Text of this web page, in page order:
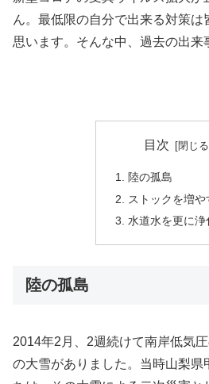
ん。最低限の自分で出来る対策は
思います。そんな中、過去の出来
目次
陸の孤島
ストックを増や
水道水を更に浄
陸の孤島
2014年2月、2週続けて南岸低気
の大雪がありました。当時山梨県